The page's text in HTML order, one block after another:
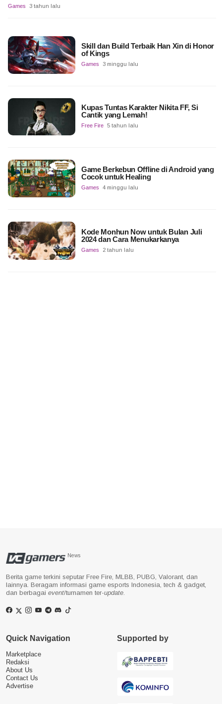
Games 3 tahun lalu
Skill dan Build Terbaik Han Xin di Honor
of Kings
Games 3 minggu lalu
Kupas Tuntas Karakter Nikita FF, Si
Cantik yang Lemah!
Free Fire 5 tahun lalu
Game Berkebun Offline di Android yang
Cocok untuk Healing
Games 4 minggu lalu
Kode Monhun Now untuk Bulan Juli
2024 dan Cara Menukarkanya
Games 2 tahun lalu
News
Berita game terkini seputar Free Fire, MLBB, PUBG, Valorant, dan
lainnya. Beragam informasi game esports Indonesia, tech & gadget,
dan berbagai event/turnamen ter-update.
Quick Navigation
Marketplace
Redaksi
About Us
Contact Us
Advertise
Supported by